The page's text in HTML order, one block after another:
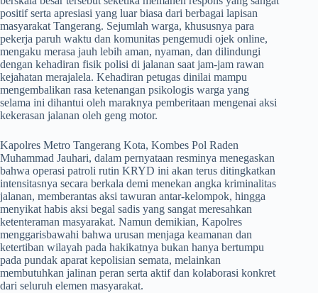
positif serta apresiasi yang luar biasa dari berbagai lapisan
masyarakat Tangerang. Sejumlah warga, khususnya para
pekerja paruh waktu dan komunitas pengemudi ojek online,
mengaku merasa jauh lebih aman, nyaman, dan dilindungi
dengan kehadiran fisik polisi di jalanan saat jam-jam rawan
kejahatan merajalela. Kehadiran petugas dinilai mampu
mengembalikan rasa ketenangan psikologis warga yang
selama ini dihantui oleh maraknya pemberitaan mengenai aksi
kekerasan jalanan oleh geng motor.
​Kapolres Metro Tangerang Kota, Kombes Pol Raden
Muhammad Jauhari, dalam pernyataan resminya menegaskan
bahwa operasi patroli rutin KRYD ini akan terus ditingkatkan
intensitasnya secara berkala demi menekan angka kriminalitas
jalanan, memberantas aksi tawuran antar-kelompok, hingga
menyikat habis aksi begal sadis yang sangat meresahkan
ketenteraman masyarakat. Namun demikian, Kapolres
menggarisbawahi bahwa urusan menjaga keamanan dan
ketertiban wilayah pada hakikatnya bukan hanya bertumpu
pada pundak aparat kepolisian semata, melainkan
membutuhkan jalinan peran serta aktif dan kolaborasi konkret
dari seluruh elemen masyarakat.